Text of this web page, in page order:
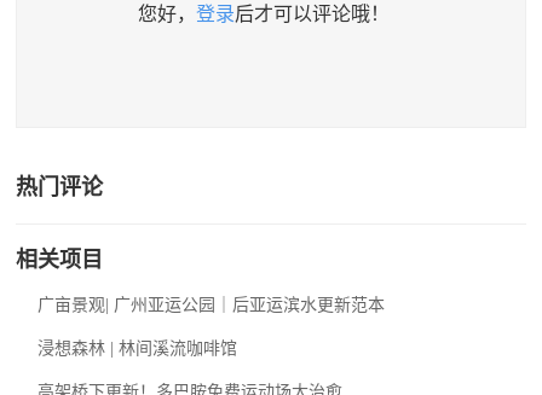
您好， 登录后才可以评论哦！
热门评论
相关项目
广亩景观| 广州亚运公园｜后亚运滨水更新范本
浸想森林 | 林间溪流咖啡馆